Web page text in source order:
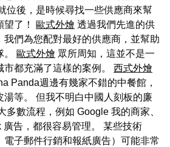
位後，是時候尋找一些供應商來幫
望了！
歐式外燴 透過我們先進的供
我們為您配對最好的供應商，並幫助
。
歐式外燴 眾所周知，這並不是一
都充滿了這樣的案例。 西式外燴
Panda週邊有幾家不錯的中餐館，
湯等。 但我不明白中國人刻板的廉
多數流程，例如 Google 我的商家、
告，都很容易管理。 某些技術
電子郵件行銷和報紙廣告）可能非常